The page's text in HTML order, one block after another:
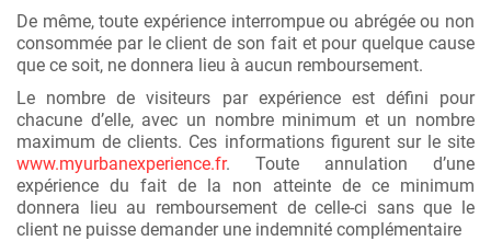
De même, toute expérience interrompue ou abrégée ou non
consommée par le client de son fait et pour quelque cause
que ce soit, ne donnera lieu à aucun remboursement.
Le nombre de visiteurs par expérience est défini pour
chacune d’elle, avec un nombre minimum et un nombre
maximum de clients. Ces informations figurent sur le site
www.myurbanexperience.fr. Toute annulation d’une
expérience du fait de la non atteinte de ce minimum
donnera lieu au remboursement de celle-ci sans que le
client ne puisse demander une indemnité complémentaire